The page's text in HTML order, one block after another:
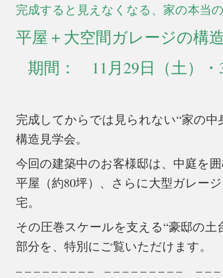
完成すると見えなくなる、家の本当
平屋＋大空間ガレージの構
期間： 11月29日（土）・
完成してからでは見られない“家の中
構造見学会。
今回の建築中のお客様邸は、 中庭を
平屋（約80坪）、さらに大型ガレー
宅。
その圧巻スケールを支える“豪邸の土
部分を、特別にご覧いただけます。
– – – – – – – – – – – – – – – – – – – – –